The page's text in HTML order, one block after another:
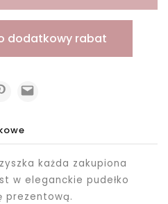
dodatkowy rabat
każda zakupiona
w eleganckie pudełko
prezentową.